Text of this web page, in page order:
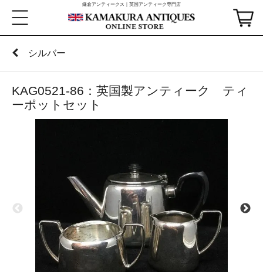
鎌倉アンティークス｜英国アンティーク専門店
シルバー
KAG0521-86：英国製アンティーク ティ
ーポットセット